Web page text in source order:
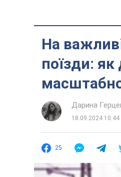
На
поїзди: як
Дарина
18.09.2024 10:44
25